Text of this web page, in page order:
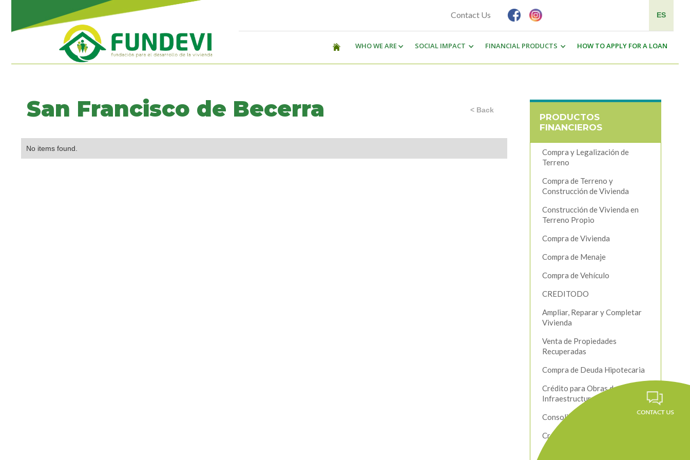
Contact Us ES
WHO WE ARE SOCIAL IMPACT FINANCIAL PRODUCTS HOW TO APPLY FOR A LOAN
San Francisco de Becerra < Back
No items found.
PRODUCTOS
FINANCIEROS
Compra y Legalización de
Terreno
Compra de Terreno y
Construcción de Vivienda
Construcción de Vivienda en
Terreno Propio
Compra de Vivienda
Compra de Menaje
Compra de Vehículo
CREDITODO
Ampliar, Reparar y Completar
Vivienda
Venta de Propiedades
Recuperadas
Compra de Deuda Hipotecaria
Crédito para Obras de
Infraestructura
Consolidación de Deudas
Crédito Productivo